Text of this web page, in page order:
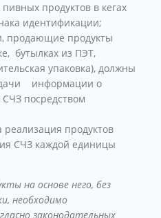
продуктов в кегах
идентификации;
продающие продукты
бутылках из ПЭТ,
упаковка), должны
информации о
посредством
продуктов
СЧЗ каждой единицы
на основе него, без
необходимо
законодательных